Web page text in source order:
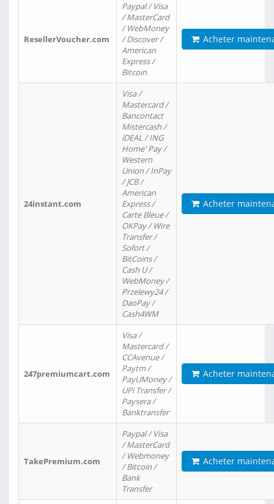
ResellerVoucher.com
Paypal / Visa
/ MasterCard
/ WebMoney
/ Discover /
American
Express /
Bitcoin
Acheter
24instant.com
Visa /
Mastercard /
Bancontact
Mistercash /
iDEAL / ING
Home' Pay /
Western
Union / InPay
/ JCB /
American
Express /
Carte Bleue /
OKPay / Wire
Transfer /
Sofort /
BitCoins /
Cash U /
WebMoney /
Przelewy24 /
DaoPay /
Cash4WM
Acheter
247premiumcart.com
Visa /
Mastercard /
CCAvenue /
Paytm /
PayUMoney /
UPi Transfer /
Paysera /
Banktransfer
Acheter
TakePremium.com
Paypal / Visa
/ MasterCard
/ Webmoney
/ Bitcoin /
Bank
Transfer
Acheter